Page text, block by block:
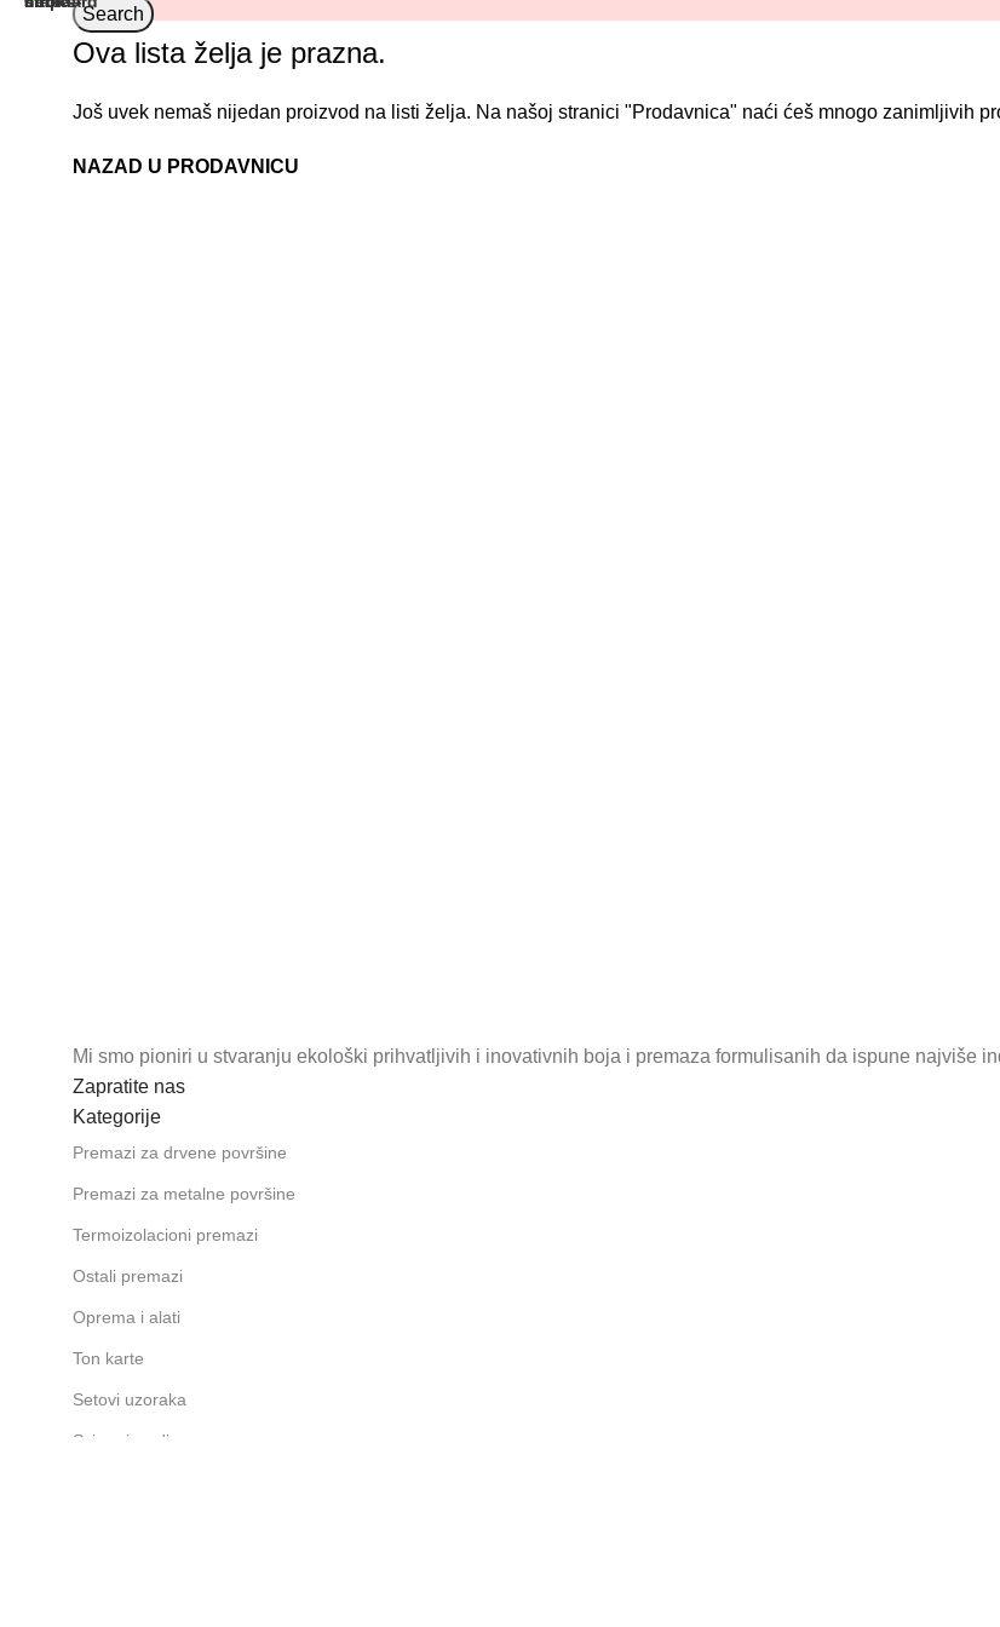
Search
Ova lista želja je prazna.
Još uvek nemaš nijedan proizvod na listi želja. Na našoj stranici "Prodavnica" naći ćeš mnogo zanimljivih
NAZAD U PRODAVNICU
Mi smo pioniri u stvaranju ekološki prihvatljivih i inovativnih boja i premaza formulisanih da ispune najviše
Zapratite nas
Kategorije
Premazi za drvene površine
Premazi za metalne površine
Termoizolacioni premazi
Ostali premazi
Oprema i alati
Ton karte
Setovi uzoraka
Svi proizvodi